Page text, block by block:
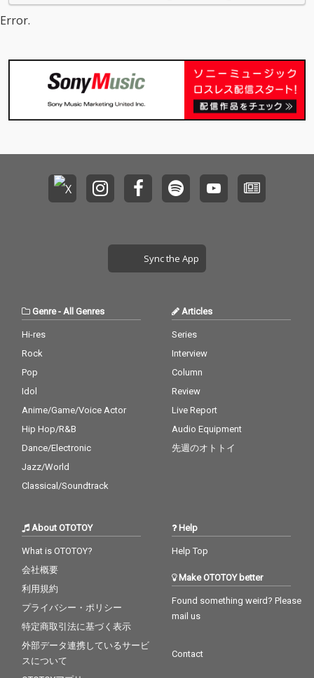
Error.
Sync the App
Genre- All Genres
Hi-res
Rock
Pop
Idol
Anime/Game/Voice Actor
Hip Hop/R&B
Dance/Electronic
Jazz/World
Classical/Soundtrack
Articles
Series
Interview
Column
Review
Live Report
Audio Equipment
先週のオトトイ
About OTOTOY
What is OTOTOY?
会社概要
利用規約
プライバシー・ポリシー
特定商取引法に基づく表示
外部データ連携しているサービ
スについて
Help
Help Top
Make OTOTOY better
Found something weird? Please
mail us
Contact